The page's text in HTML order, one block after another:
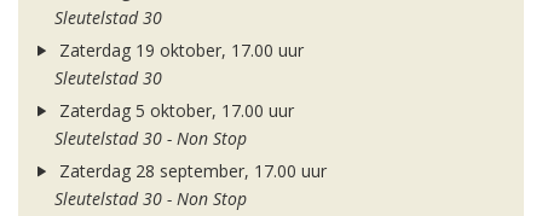
Sleutelstad 30
Zaterdag 19 oktober, 17.00 uur
Sleutelstad 30
Zaterdag 5 oktober, 17.00 uur
Sleutelstad 30 - Non Stop
Zaterdag 28 september, 17.00 uur
Sleutelstad 30 - Non Stop